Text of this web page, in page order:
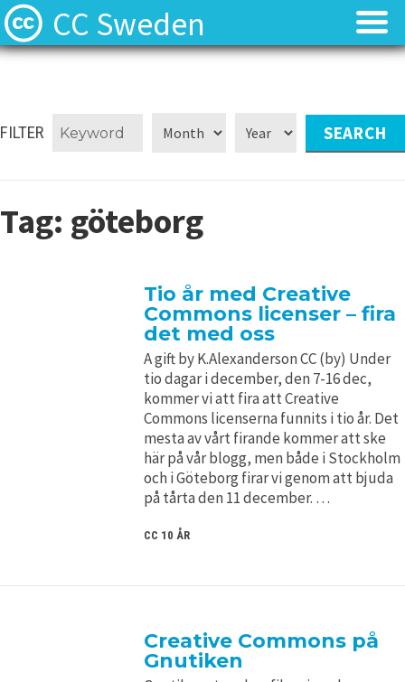
CC Sweden
Nyheter
Nyheter
FILTER
Tag: göteborg
Tio år med Creative
Commons licenser – fira
det med oss
A gift by K.Alexanderson CC (by) Under
tio dagar i december, den 7-16 dec,
kommer vi att fira att Creative
Commons licenserna funnits i tio år. Det
mesta av vårt firande kommer att ske
här på vår blogg, men både i Stockholm
och i Göteborg firar vi genom att bjuda
på tårta den 11 december. …
CC 10 ÅR
Creative Commons på
Gnutiken